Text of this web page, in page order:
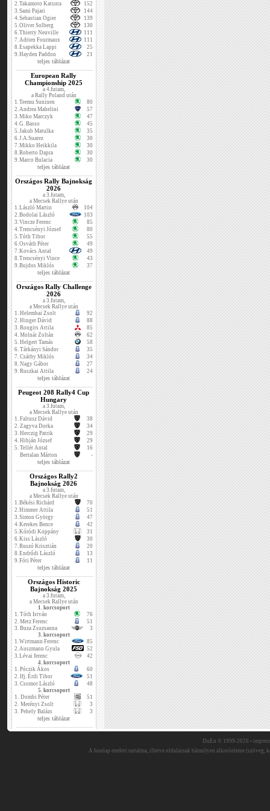
2.Takamoto Katsuta
152
3.Sami Pajari
144
4.Sebastian Ogier
139
5.Oliver Solberg
130
6.Thierry Neuville
111
7.Adrien Fourmaux
111
8.Esapekka Lappi
25
9.Hayden Paddon 21
teljes táblázat
European Rally
Championship 2025
a 4.futam,
a Rally Poland után
1.Teemu Suninen
80
2.Andrea Mabelini
57
3.Miko Marczyk
47
4.G. Basso
45
5.Jakub Matulka
35
6.J.A.Suarez
30
7.Mikko Heikkila
30
8.Roberto Dapra
30
9.Marco Bulacia 30
teljes táblázat
Országos Rally Bajnokság
2026
a 3.futam,
a Mecsek Rallye után
1.László Martin
104
2.Bodolai László
103
3.Vincze Ferenc
85
4.Trencsényi József
80
5.Tóth Tibor
55
6.Osváth Péter
49
7.Kovács Antal
49
8.Trencsényi Vince
43
9.Bujdos Miklós 37
teljes táblázat
Országos Rally Challenge
2026
a 3.futam,
a Mecsek Rallye után
1. Helembai Zsolt
92
2. Hinger Dávid
88
3. Rongits Attila
85
4. Molnár Zoltán
62
5. Helgert Tamás
58
6. Tárkányi Sándor
35
7. Csáthy Miklós
34
8. Nagy Gábor
27
9. Ruszkai Attila 24
teljes táblázat
Peugeot 208 Rally4 Cup
Hungary
a 3.futam,
a Mecsek Rallye után
1. Faltusz Dávid
38
2. Zagyva Dorka
34
3. Herczig Patrik
29
4. Hibján József
29
5. Tellér Antal
16
Bertalan Márton
-
teljes táblázat
Országos Rally2
Bajnokság 2026
a 3.futam,
a Mecsek Rallye után
1.Békési Richárd
70
2.Himmer Attila
51
3.Simon György
47
4.Kerekes Bence
42
5.Kóródi Koppány
31
6.Kiss László
30
7.Ruszó Krisztián
20
8.Endrődi László
13
9.Fóti Péter 11
teljes táblázat
Országos Historic
Bajnokság 2025
a 3.futam,
a Mecsek Rallye után
1. korcsoport
1. Tóth István
76
2. Metz Ferenc
51
3. Buza Zsuzsanna
3
3. korcsoport
1.Wirtmann Ferenc
85
2.Auszmann Gyula
52
3.Lévai ferenc
42
4. korcsoport
1. Póczik Ákos
60
2. Ifj. Érdi Tibor
51
3. Csomor László
48
5. korcsoport
1. Dombi Péter
51
2. Merényi Zsolt
3
3. Pehely Balázs 3
teljes táblázat
DuEn © 1999-2026 •
A honlap eredeti tartalma, illetve oldalainak bármilyen alkotóeleme (szöveg,